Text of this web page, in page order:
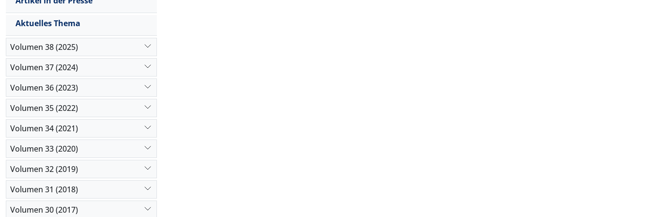
Aktuelles Thema
Volumen 38 (2025)
Volumen 37 (2024)
Volumen 36 (2023)
Volumen 35 (2022)
Volumen 34 (2021)
Volumen 33 (2020)
Volumen 32 (2019)
Volumen 31 (2018)
Volumen 30 (2017)